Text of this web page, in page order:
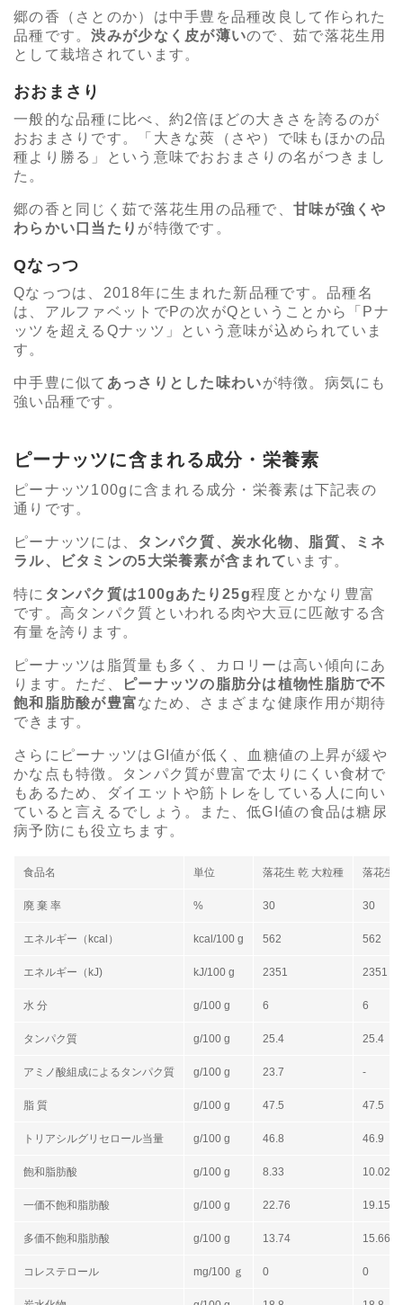
郷の香（さとのか）は中手豊を品種改良して作られた
品種です。渋みが少なく皮が薄いので、茹で落花生用
として栽培されています。
おおまさり
一般的な品種に比べ、約2倍ほどの大きさを誇るのが
おおまさりです。「大きな莢（さや）で味もほかの品
種より勝る」という意味でおおまさりの名がつきまし
た。
郷の香と同じく茹で落花生用の品種で、甘味が強くや
わらかい口当たり が特徴です。
Qなっつ
Qなっつは、2018年に生まれた新品種です。品種名
は、アルファベットでPの次がQということから「Pナ
ッツを超えるQナッツ」という意味が込められていま
す。
中手豊に似て あっさりとした味わいが特徴。病気にも
強い品種です。
ピーナッツに含まれる成分・栄養素
ピーナッツ100gに含まれる成分・栄養素は下記表の
通りです。
ピーナッツには、
タンパク質、炭水化物、脂質、ミネ
ラル、ビタミンの5大栄養素が含まれています。
特に タンパク質は100gあたり25g程度とかなり豊富
です。高タンパク質といわれる肉や大豆に匹敵する含
有量を誇ります。
ピーナッツは脂質量も多く、カロリーは高い傾向にあ
ります。ただ、
ピーナッツの脂肪分は植物性脂肪で不
飽和脂肪酸が豊富なため、さまざまな健康作用が期待
できます。
さらにピーナッツはGI値が低く、血糖値の上昇が緩や
かな点も特徴。タンパク質が豊富で太りにくい食材で
もあるため、ダイエットや筋トレをしている人に向い
ていると言えるでしょう。また、低GI値の食品は糖尿
病予防にも役立ちます。
食品名 単位 落花生 乾 大粒種 落花生
廃 棄 率 % 30 30
エネルギー（kcal） kcal/100 g 562 562
エネルギー（kJ) kJ/100 g 2351 2351
水 分 g/100 g 6 6
タンパク質 g/100 g 25.4 25.4
アミノ酸組成によるタンパク質 g/100 g 23.7 -
脂 質 g/100 g 47.5 47.5
トリアシルグリセロール当量 g/100 g 46.8 46.9
飽和脂肪酸 g/100 g 8.33 10.02
一価不飽和脂肪酸 g/100 g 22.76 19.15
多価不飽和脂肪酸 g/100 g 13.74 15.66
コレステロール mg/100 ｇ 0 0